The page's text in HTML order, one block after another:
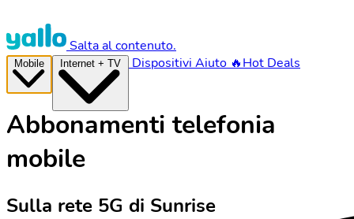
Salta al contenuto.
Dispositivi Aiuto 🔥Hot Deals
Abbonamenti telefonia
mobile
Sulla rete 5G di Sunrise